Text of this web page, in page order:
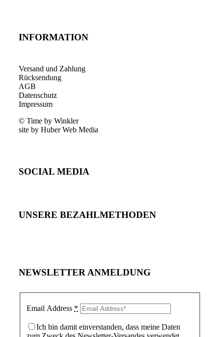
INFORMATION
Versand und Zahlung
Rücksendung
AGB
Datenschutz
Impressum
© Time by Winkler
site by Huber Web Media
SOCIAL MEDIA
UNSERE BEZAHLMETHODEN
NEWSLETTER ANMELDUNG
Email Address *
Ich bin damit einverstanden, dass meine Daten